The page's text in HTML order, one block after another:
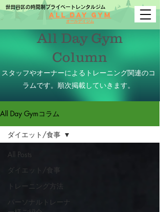
世田谷区の時間制プライベートレンタルジム
All Day Gym
オールデイジム
All Day Gym
Column
​スタッフやオーナーによるトレーニング関連のコ
ラムです。順次掲載していきます。
All Day Gymコラム
All Posts
ダイエット/食事
トレーニング方法
パーソナルトレーナ
ダイエット/食事